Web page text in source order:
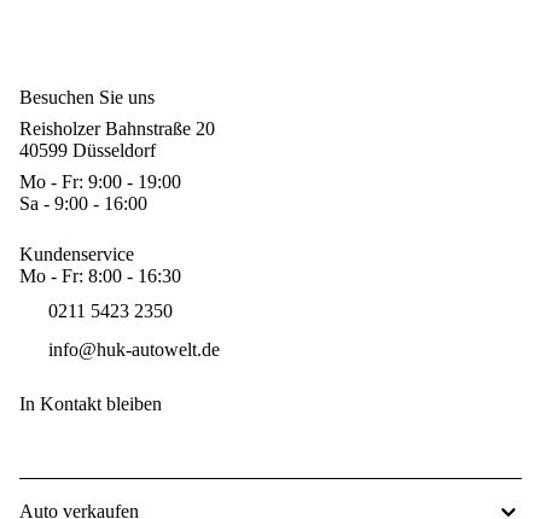
Besuchen Sie uns
Reisholzer Bahnstraße 20
40599 Düsseldorf
Mo - Fr: 9:00 - 19:00
Sa - 9:00 - 16:00
Kundenservice
Mo - Fr: 8:00 - 16:30
0211 5423 2350
info@huk-autowelt.de
In Kontakt bleiben
Auto verkaufen